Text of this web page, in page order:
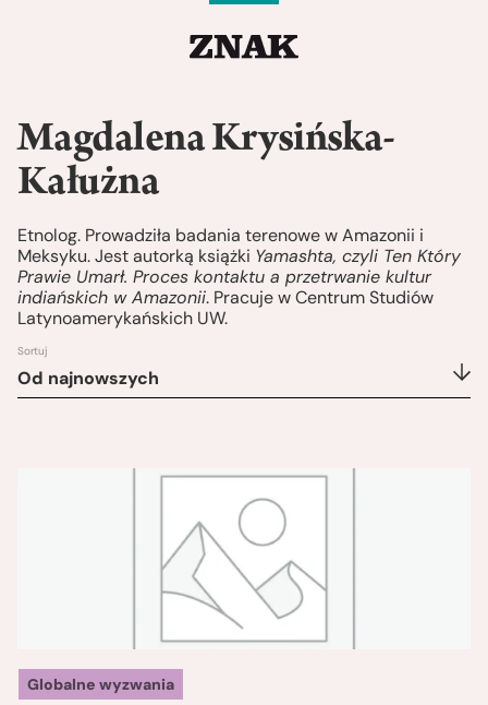
Magdalena Krysińska-
Kałużna
Etnolog. Prowadziła badania terenowe w Amazonii i
Meksyku. Jest autorką książki Yamashta, czyli Ten Który
Prawie Umarł. Proces kontaktu a przetrwanie kultur
indiańskich w Amazonii. Pracuje w Centrum Studiów
Latynoamerykańskich UW.
Sortuj
Od najnowszych
Globalne wyzwania